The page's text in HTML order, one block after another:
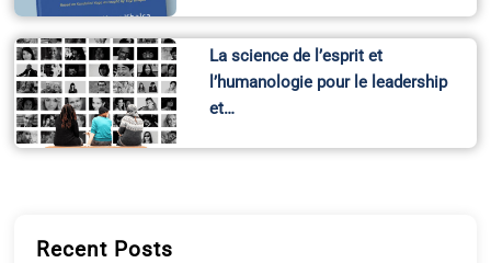
La science de l’esprit et
l’humanologie pour le leadership
et…
Recent Posts